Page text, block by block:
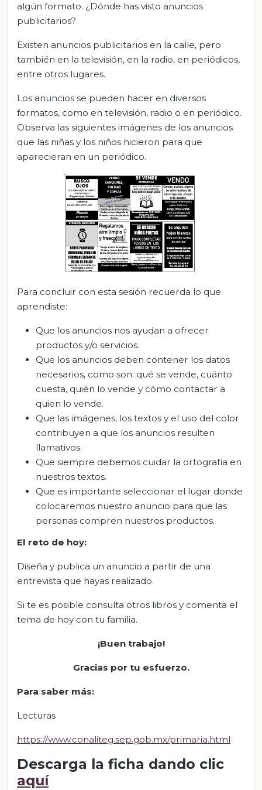
algún formato. ¿Dónde has visto anuncios
publicitarios?
Existen anuncios publicitarios en la calle, pero
también en la televisión, en la radio, en periódicos,
entre otros lugares.
Los anuncios se pueden hacer en diversos
formatos, como en televisión, radio o en periódico.
Observa las siguientes imágenes de los anuncios
que las niñas y los niños hicieron para que
aparecieran en un periódico.
Para concluir con esta sesión recuerda lo que
aprendiste:
Que los anuncios nos ayudan a ofrecer
productos y/o servicios.
Que los anuncios deben contener los datos
necesarios, como son: qué se vende, cuánto
cuesta, quién lo vende y cómo contactar a
quien lo vende.
Que las imágenes, los textos y el uso del color
contribuyen a que los anuncios resulten
llamativos.
Que siempre debemos cuidar la ortografía en
nuestros textos.
Que es importante seleccionar el lugar donde
colocaremos nuestro anuncio para que las
personas compren nuestros productos.
El reto de hoy:
Diseña y publica un anuncio a partir de una
entrevista que hayas realizado.
Si te es posible consulta otros libros y comenta el
tema de hoy con tu familia.
¡Buen trabajo!
Gracias por tu esfuerzo.
Para saber más:
Lecturas
https://www.conaliteg.sep.gob.mx/primaria.html
Descarga la ficha dando clic
aquí